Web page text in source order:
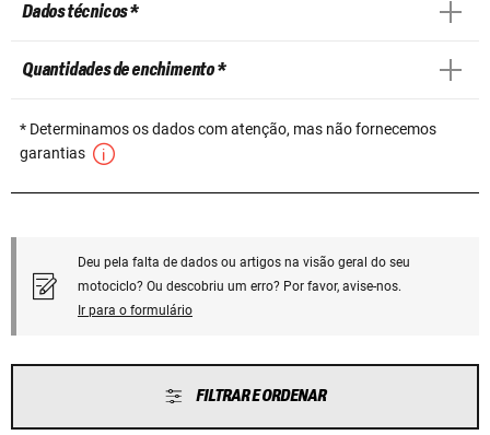
Dados técnicos *
Quantidades de enchimento *
* Determinamos os dados com atenção, mas não fornecemos
garantias
Deu pela falta de dados ou artigos na visão geral do seu
motociclo? Ou descobriu um erro? Por favor, avise-nos.
Ir para o formulário
FILTRAR E ORDENAR